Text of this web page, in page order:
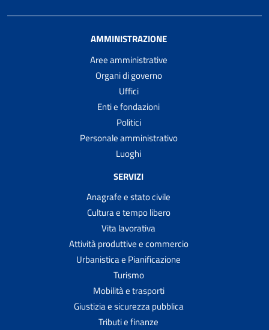
AMMINISTRAZIONE
Aree amministrative
Organi di governo
Uffici
Enti e fondazioni
Politici
Personale amministrativo
Luoghi
SERVIZI
Anagrafe e stato civile
Cultura e tempo libero
Vita lavorativa
Attività produttive e commercio
Urbanistica e Pianificazione
Turismo
Mobilità e trasporti
Giustizia e sicurezza pubblica
Tributi e finanze